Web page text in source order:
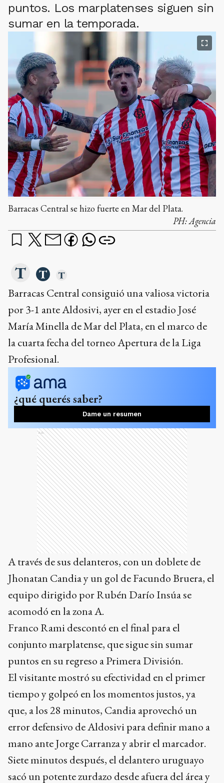
puntos. Los marplatenses siguen sin
sumar en la temporada.
Barracas Central se hizo fuerte en Mar del Plata.
PH:Agencia
Barracas Central consiguió una valiosa victoria
por 3-1 ante Aldosivi, ayer en el estadio José
María Minella de Mar del Plata, en el marco de
la cuarta fecha del torneo Apertura de la Liga
Profesional.
¿qué querés saber?
Dame un resumen
Ads
A través de sus delanteros, con un doblete de
Jhonatan Candia y un gol de Facundo Bruera, el
equipo dirigido por Rubén Darío Insúa se
acomodó en la zona A.
Franco Rami descontó en el final para el
conjunto marplatense, que sigue sin sumar
puntos en su regreso a Primera División.
El visitante mostró su efectividad en el primer
tiempo y golpeó en los momentos justos, ya
que, a los 28 minutos, Candia aprovechó un
error defensivo de Aldosivi para definir mano a
mano ante Jorge Carranza y abrir el marcador.
Siete minutos después, el delantero uruguayo
sacó un potente zurdazo desde afuera del área y